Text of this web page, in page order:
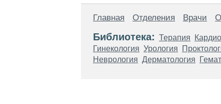
Главная Отделения Врачи
Библиотека: Терапия
Гинекология Урология
Неврология Дерматология